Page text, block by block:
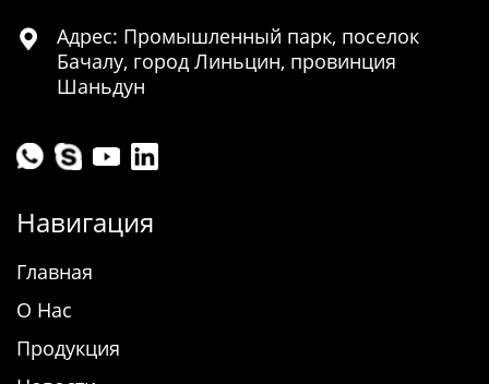

Адрес: Промышленный парк, поселок
Бачалу, город Линьцин, провинция
Шаньдун
Навигация
Главная
О Нас
Продукция